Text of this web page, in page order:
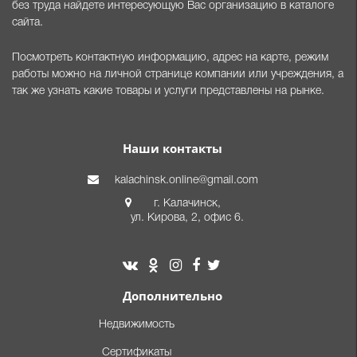
без труда найдете интересующую Вас организацию в каталоге
сайта.
Посмотреть контактную информацию, адрес на карте, режим
работы можно на личной странице компании или учреждения, а
так же узнать какие товары и услуги представлены на рынке.
Наши контакты
kalachinsk.online@gmail.com
г. Калачинск,
ул. Кирова, 2, офис 6.
Дополнительно
Недвижимость
Сертификаты